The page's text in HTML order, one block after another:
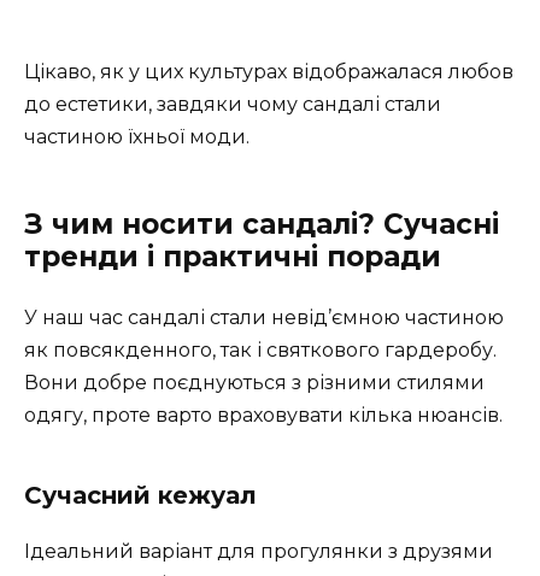
Цікаво, як у цих культурах відображалася любов
до естетики, завдяки чому сандалі стали
частиною їхньої моди.
З чим носити сандалі? Сучасні
тренди і практичні поради
У наш час сандалі стали невід’ємною частиною
як повсякденного, так і святкового гардеробу.
Вони добре поєднуються з різними стилями
одягу, проте варто враховувати кілька нюансів.
Сучасний кежуал
Ідеальний варіант для прогулянки з друзями